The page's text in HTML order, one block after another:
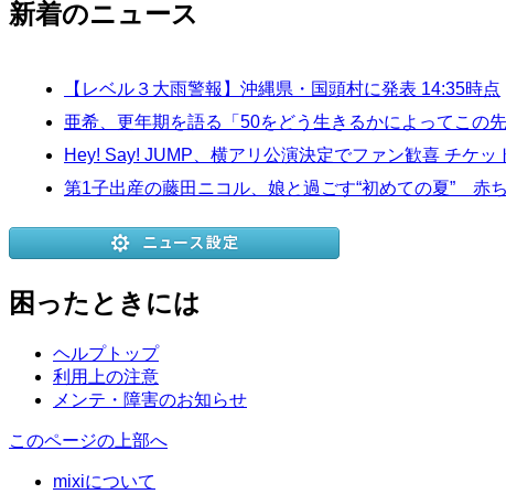
新着のニュース
【レベル３大雨警報】沖縄県・国頭村に発表 14:35時点
亜希、更年期を語る「50をどう生きるかによってこの
Hey! Say! JUMP、横アリ公演決定でファン歓喜 チケ
第1子出産の藤田ニコル、娘と過ごす“初めての夏”
困ったときには
ヘルプトップ
利用上の注意
メンテ・障害のお知らせ
このページの上部へ
mixiについて